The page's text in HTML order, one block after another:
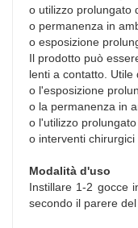
o utilizzo prolungato
o permanenza in
o esposizione
Il prodotto può
lenti a contatto. Utile
o l'esposizione
o la permanenza in
o l'utilizzo
o interventi chirurgici
Modalità d'uso
Instillare 1-2 gocce
secondo il parere del